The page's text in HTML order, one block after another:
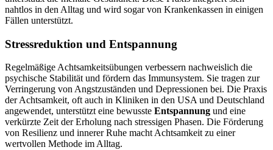
nahtlos in den Alltag und wird sogar von Krankenkassen in einigen
Fällen unterstützt.
Stressreduktion und Entspannung
Regelmäßige Achtsamkeitsübungen verbessern nachweislich die
psychische Stabilität und fördern das Immunsystem. Sie tragen zur
Verringerung von Angstzuständen und Depressionen bei. Die Praxis
der Achtsamkeit, oft auch in Kliniken in den USA und Deutschland
angewendet, unterstützt eine bewusste Entspannung und eine
verkürzte Zeit der Erholung nach stressigen Phasen. Die Förderung
von Resilienz und innerer Ruhe macht Achtsamkeit zu einer
wertvollen Methode im Alltag.